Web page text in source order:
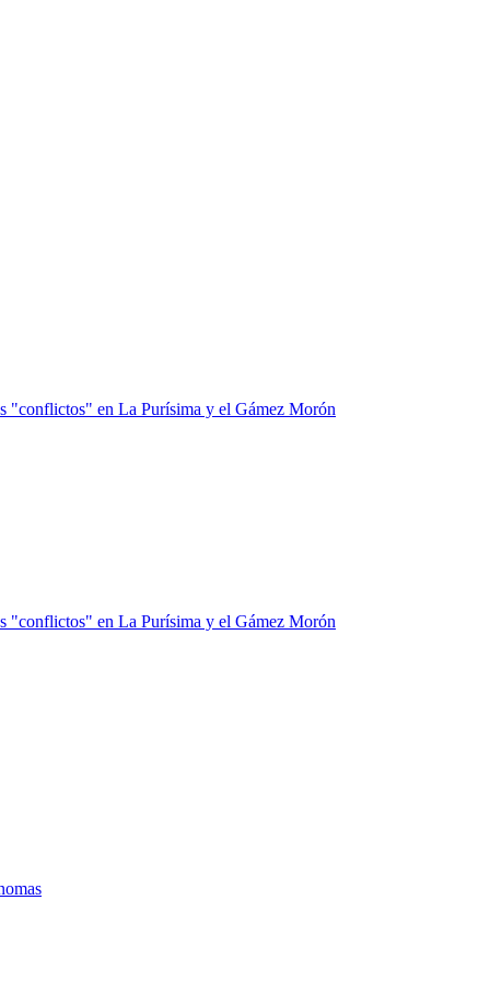
"conflictos" en La Purísima y el Gámez Morón
"conflictos" en La Purísima y el Gámez Morón